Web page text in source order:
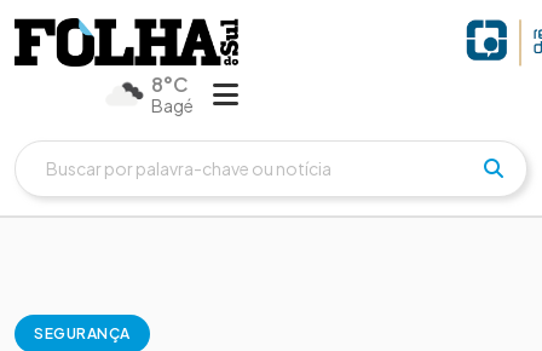
8°C
Bagé
SEGURANÇA